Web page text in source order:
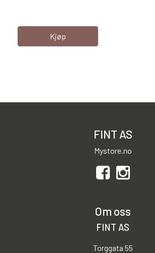
Kjøp
FINT AS
Mystore.no
Om oss
FINT AS
Torggata 55